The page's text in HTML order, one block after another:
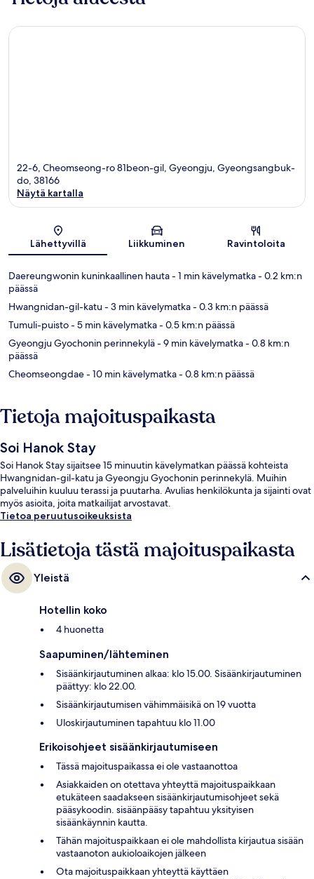
22-6, Cheomseong-ro 81beon-gil, Gyeongju, Gyeongsangbuk-
do, 38166
Näytä kartalla
Lähettyvillä Liikkuminen Ravintoloita
Daereungwonin kuninkaallinen hauta- 1 min kävelymatka- 0.2 km:n
päässä
Hwangnidan-gil-katu- 3 min kävelymatka- 0.3 km:n päässä
Tumuli-puisto- 5 min kävelymatka- 0.5 km:n päässä
Gyeongju Gyochonin perinnekylä- 9 min kävelymatka- 0.8 km:n
päässä
Cheomseongdae- 10 min kävelymatka- 0.8 km:n päässä
Tietoja majoituspaikasta
Soi Hanok Stay
Soi Hanok Stay sijaitsee 15 minuutin kävelymatkan päässä kohteista
Hwangnidan-gil-katu ja Gyeongju Gyochonin perinnekylä. Muihin
palveluihin kuuluu terassi ja puutarha. Avulias henkilökunta ja sijainti ovat
myös asioita, joita matkailijat arvostavat.
Tietoa peruutusoikeuksista
Lisätietoja tästä majoituspaikasta
Yleistä
Hotellin koko
4 huonetta
Saapuminen/lähteminen
Sisäänkirjautuminen alkaa: klo 15.00. Sisäänkirjautuminen
päättyy: klo 22.00.
Sisäänkirjautumisen vähimmäisikä on 19 vuotta
Uloskirjautuminen tapahtuu klo 11.00
Erikoisohjeet sisäänkirjautumiseen
Tässä majoituspaikassa ei ole vastaanottoa
Asiakkaiden on otettava yhteyttä majoituspaikkaan
etukäteen saadakseen sisäänkirjautumisohjeet sekä
pääsykoodin. sisäänpääsy tapahtuu yksityisen
sisäänkäynnin kautta.
Tähän majoituspaikkaan ei ole mahdollista kirjautua sisään
vastaanoton aukioloaikojen jälkeen
Ota majoituspaikkaan yhteyttä käyttäen